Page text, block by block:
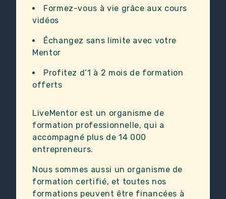
Formez-vous à vie grâce aux cours
vidéos
Échangez sans limite avec votre
Mentor
Profitez d’1 à 2 mois de formation
offerts
LiveMentor est un organisme de
formation professionnelle, qui a
accompagné plus de 14 000
entrepreneurs.
Nous sommes aussi un organisme de
formation certifié, et toutes nos
formations peuvent être financées à